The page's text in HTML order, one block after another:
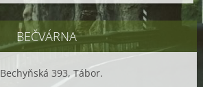
BEČVÁRNA
Bechyňská 393, Tábor.